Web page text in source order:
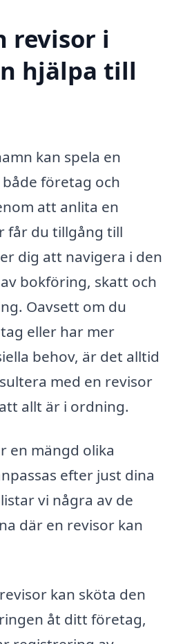
revisor i
hjälpa till
kan spela en
företag och
att anlita en
får du tillgång till
dig att navigera i den
bokföring, skatt och
Oavsett om du
eller har mer
behov, är det alltid
med en revisor
allt är i ordning.
en mängd olika
efter just dina
vi några av de
där en revisor kan
kan sköta den
åt ditt företag,